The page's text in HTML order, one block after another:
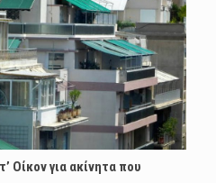
Οίκον για ακίνητα που